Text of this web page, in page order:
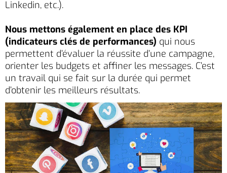
Linkedin, etc.).
Nous mettons également en place des KPI
(indicateurs clés de performances) qui nous
permettent d’évaluer la réussite d’une campagne,
orienter les budgets et affiner les messages. C’est
un travail qui se fait sur la durée qui permet
d’obtenir les meilleurs résultats.